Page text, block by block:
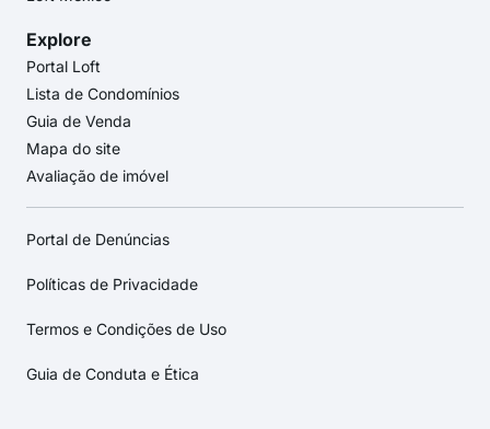
Explore
Portal Loft
Lista de Condomínios
Guia de Venda
Mapa do site
Avaliação de imóvel
Portal de Denúncias
Políticas de Privacidade
Termos e Condições de Uso
Guia de Conduta e Ética